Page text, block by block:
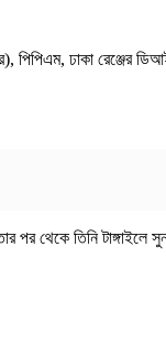
ঢাকা রেঞ্জের
থেকে তিনি টাঙ্গাইলে